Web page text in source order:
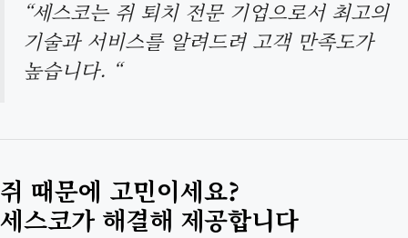
“세스코는 쥐 퇴치 전문 기업으로서 최고의
기술과 서비스를 알려드려 고객 만족도가
높습니다. “
쥐 때문에 고민이세요?
세스코가 해결해 제공합니다